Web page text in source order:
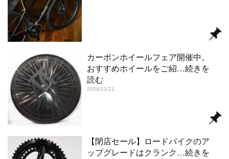
カーボンホイールフェア開催中。
おすすめホイールをご紹…続きを
読む
2024/12/21
【閉店セール】ロードバイクのア
ップグレードはクランク …続きを